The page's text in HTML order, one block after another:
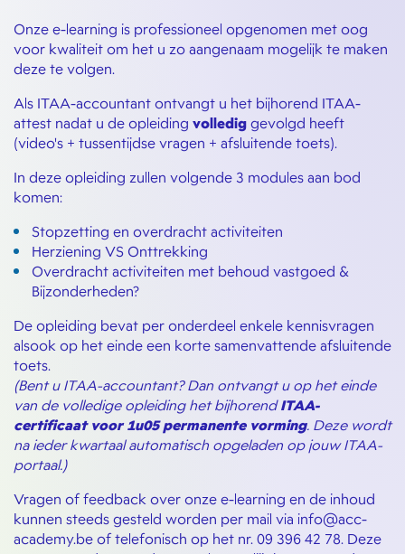
Onze e-learning is professioneel opgenomen met oog
voor kwaliteit om het u zo aangenaam mogelijk te maken
deze te volgen.
Als ITAA-accountant ontvangt u het bijhorend ITAA-
attest nadat u de opleiding volledig gevolgd heeft
(video's + tussentijdse vragen + afsluitende toets).
In deze opleiding zullen volgende 3 modules aan bod
komen:
Stopzetting en overdracht activiteiten
Herziening VS Onttrekking
Overdracht activiteiten met behoud vastgoed &
Bijzonderheden?
De opleiding bevat per onderdeel enkele kennisvragen
alsook op het einde een korte samenvattende afsluitende
toets.
(Bent u ITAA-accountant? Dan ontvangt u op het einde
van de volledige opleiding het bijhorendITAA-
certificaat voor 1u05 permanente vorming. Deze wordt
na ieder kwartaal automatisch opgeladen op jouw ITAA-
portaal.)
Vragen of feedback over onze e-learning en de inhoud
kunnen steeds gesteld worden per mail via info@acc-
academy.be of telefonisch op het nr. 09 396 42 78. Deze